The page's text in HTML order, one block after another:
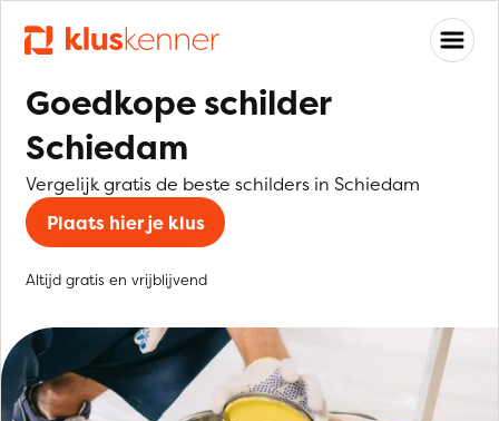
Goedkope schilder
Schiedam
Vergelijk gratis de beste schilders in Schiedam
Plaats hier je klus
Altijd gratis en vrijblijvend